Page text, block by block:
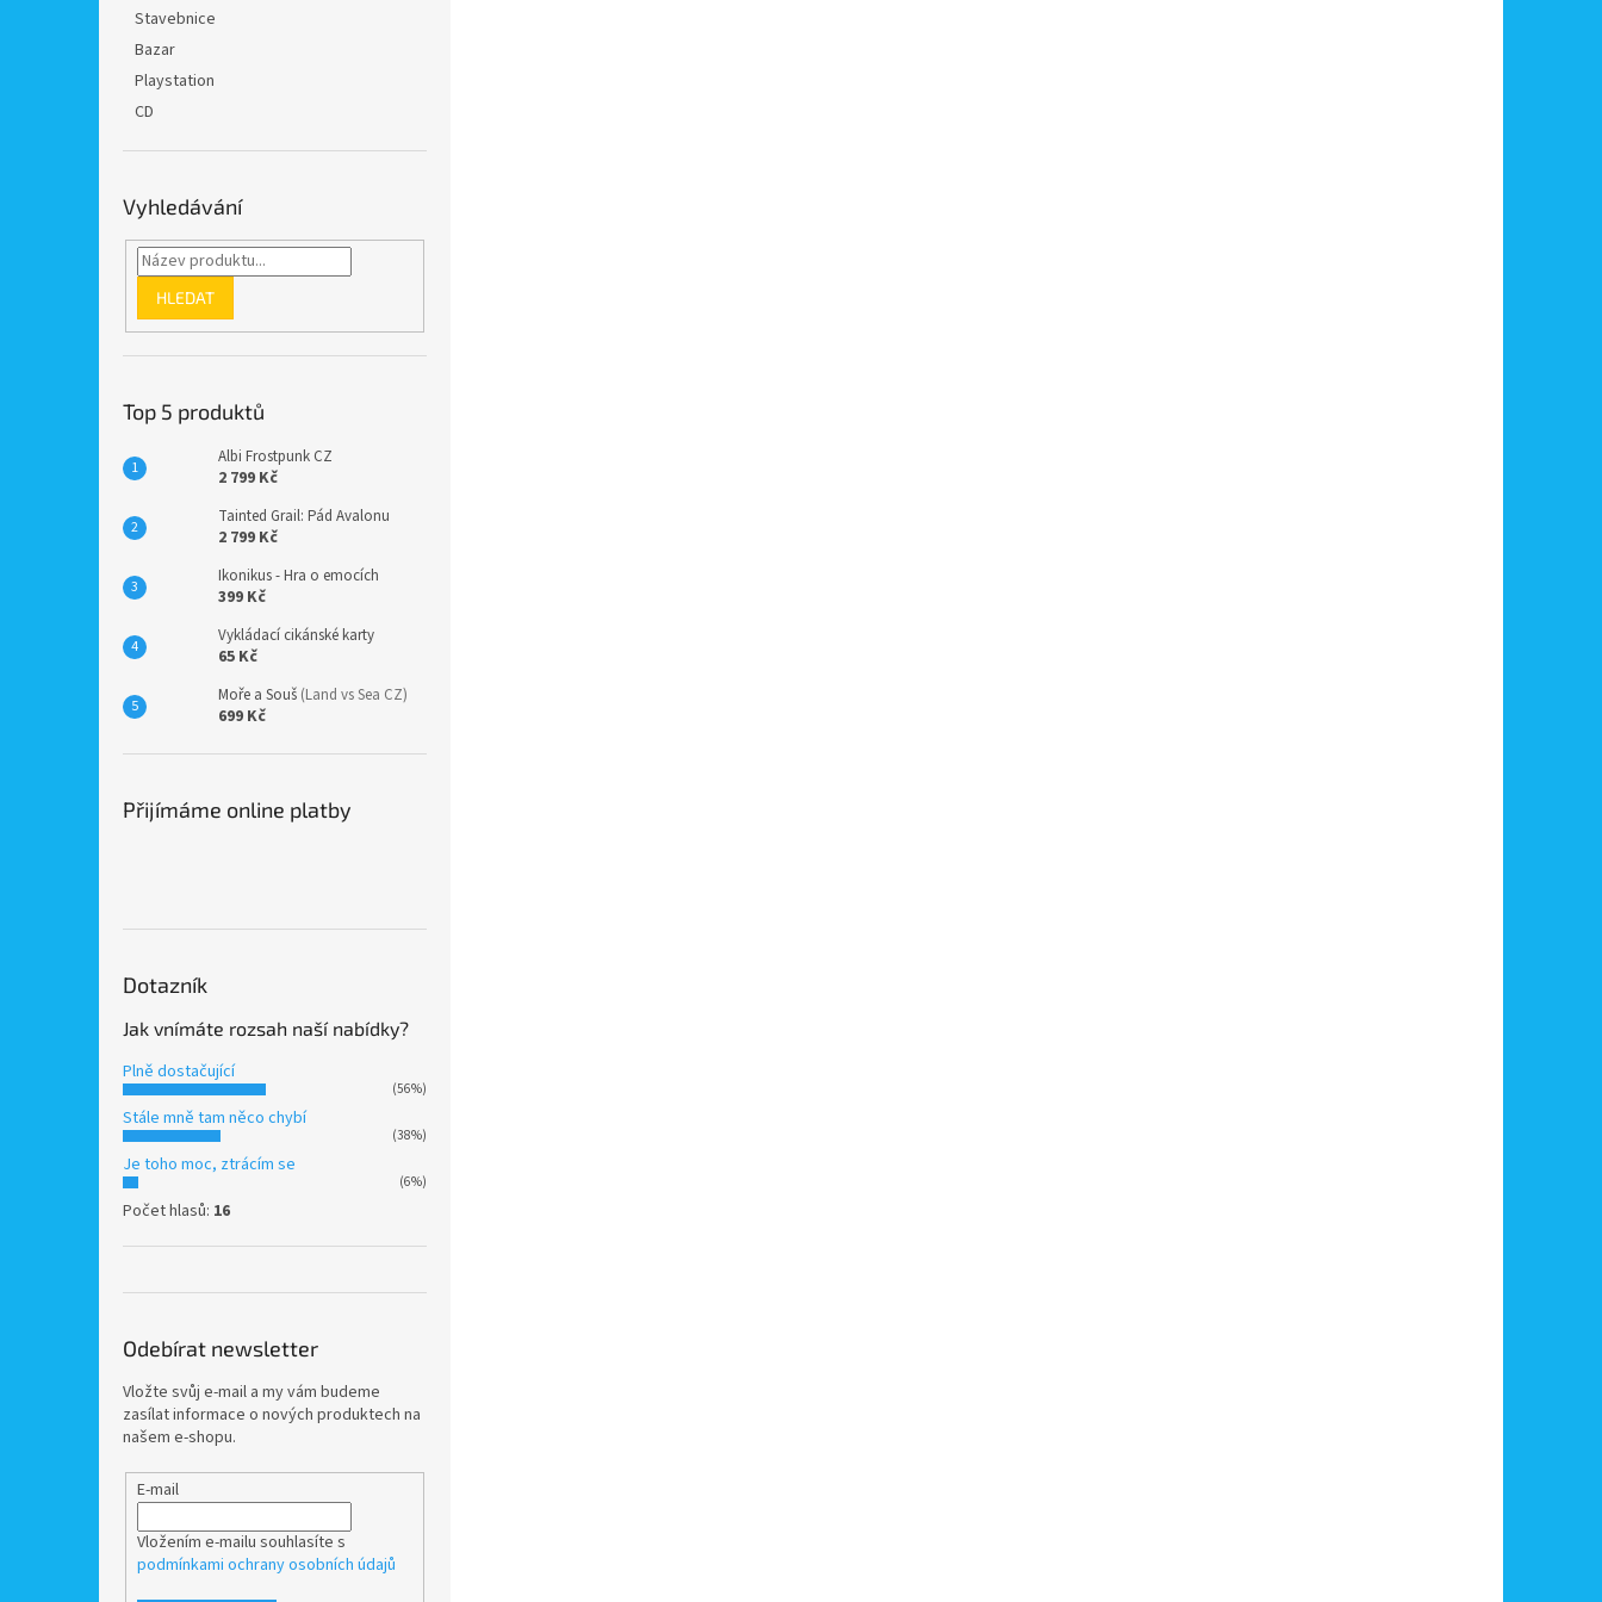
Stavebnice
Bazar
Playstation
CD
Vyhledávání
HLEDAT
Top 5 produktů
Albi Frostpunk CZ
2 799 Kč
Tainted Grail: Pád Avalonu
2 799 Kč
Ikonikus - Hra o emocích
399 Kč
Vykládací cikánské karty
65 Kč
Moře a Souš (Land vs Sea CZ)
699 Kč
Přijímáme online platby
Dotazník
Jak vnímáte rozsah naší nabídky?
Plně dostačující
(56%)
Stále mně tam něco chybí
(38%)
Je toho moc, ztrácím se
(6%)
Počet hlasů: 16
Odebírat newsletter
Vložte svůj e-mail a my vám budeme
zasílat informace o nových produktech na
našem e-shopu.
E-mail
Vložením e-mailu souhlasíte s
podmínkami ochrany osobních údajů